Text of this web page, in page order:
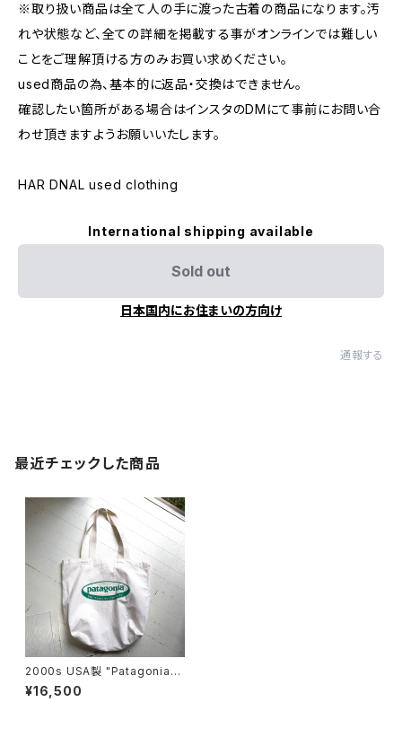
※取り扱い商品は全て人の手に渡った古着の商品になります。汚
れや状態など、全ての詳細を掲載する事がオンラインでは難しい
ことをご理解頂ける方のみお買い求めください。
used商品の為、基本的に返品・交換はできません。
確認したい箇所がある場合はインスタのDMにて事前にお問い合
わせ頂きますようお願いいたします。
HAR DNAL used clothing
International shipping available
Sold out
日本国内にお住まいの方向け
通報する
最近チェックした商品
2000s USA製 "Patagonia"
original canvas bag
¥16,500